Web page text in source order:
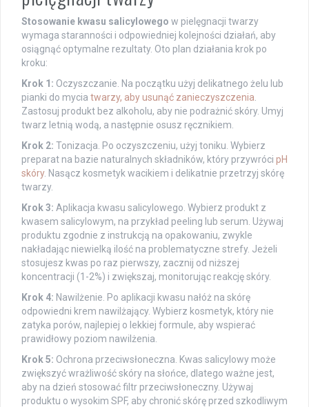
Stosowanie kwasu salicylowego w pielęgnacji twarzy
wymaga staranności i odpowiedniej kolejności działań, aby
osiągnąć optymalne rezultaty. Oto plan działania krok po
kroku:
Krok 1: Oczyszczanie. Na początku użyj delikatnego żelu lub
pianki do mycia twarzy, aby usunąć zanieczyszczenia
Zastosuj produkt bez alkoholu, aby nie podrażnić skóry. Umyj
twarz letnią wodą, a następnie osusz ręcznikiem.
Krok 2: Tonizacja. Po oczyszczeniu, użyj toniku. Wybierz
preparat na bazie naturalnych składników, który przywróci pH
skóry. Nasącz kosmetyk wacikiem i delikatnie przetrzyj skórę
twarzy.
Krok 3: Aplikacja kwasu salicylowego. Wybierz produkt z
kwasem salicylowym, na przykład peeling lub serum. Używaj
produktu zgodnie z instrukcją na opakowaniu, zwykle
nakładając niewielką ilość na problematyczne strefy. Jeżeli
stosujesz kwas po raz pierwszy, zacznij od niższej
koncentracji (1-2%) i zwiększaj, monitorując reakcję skóry.
Krok 4: Nawilżenie. Po aplikacji kwasu nałóż na skórę
odpowiedni krem nawilżający. Wybierz kosmetyk, który nie
zatyka porów, najlepiej o lekkiej formule, aby wspierać
prawidłowy poziom nawilżenia.
Krok 5: Ochrona przeciwsłoneczna. Kwas salicylowy może
zwiększyć wrażliwość skóry na słońce, dlatego ważne jest,
aby na dzień stosować filtr przeciwsłoneczny. Używaj
produktu o wysokim SPF, aby chronić skórę przed szkodliwym